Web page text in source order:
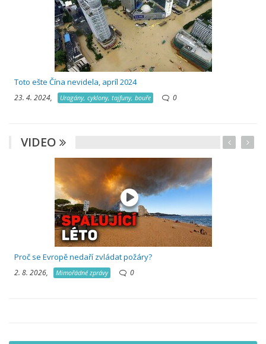
Toto ešte Čína nevidela, apríl 2024
23. 4. 2024, Uragány, cyklony, tajfuny, bouře 0
VIDEO
Proč se Evropě nedaří zvládat požáry?
2. 8. 2026, Mimořádné zprávy 0